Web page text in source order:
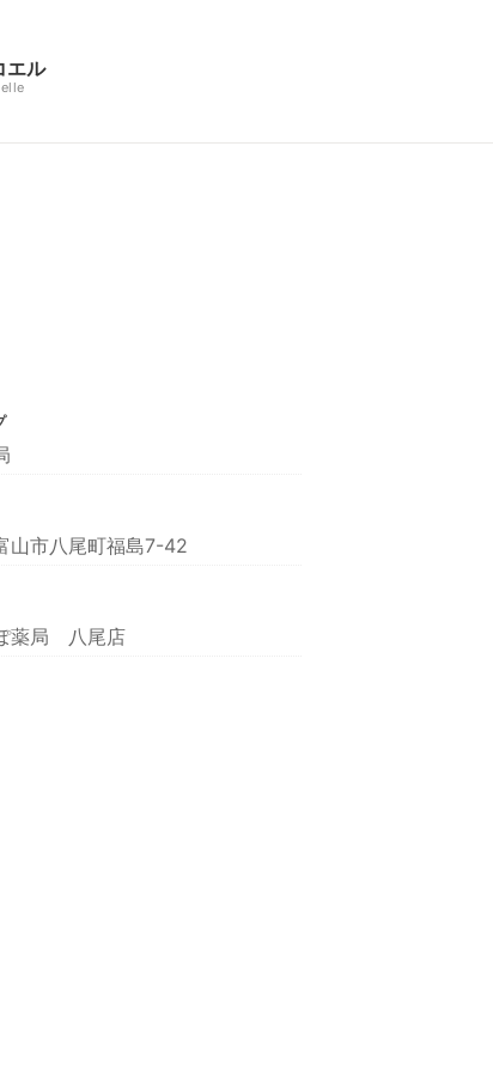
エル
山市八尾町福島7-42
薬局 八尾店